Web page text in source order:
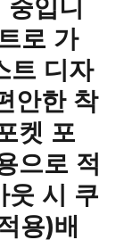
입니
로 가
트 디자
안한 착
켓 포
으로 적
웃 시 쿠
용)배